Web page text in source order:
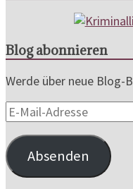
Blog abonnieren
Werde über neue Blog-
E-
Mail-
Adresse
Absenden